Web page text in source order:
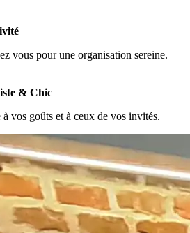
vous pour une organisation sereine.
& Chic
vos goûts et à ceux de vos invités.